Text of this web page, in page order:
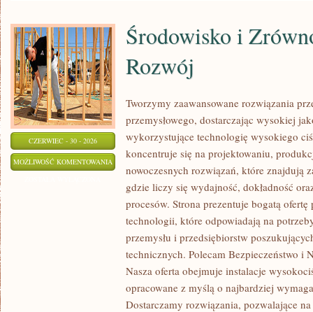
CZERWIEC - 30 - 2026
MOŻLIWOŚĆ KOMENTOWANIA
ZRÓWNOWAŻONY
Środowisko i
Rozwój
Tworzymy zaawansowane rozwiązania
przemysłowego, dostarczając wysokiej
wykorzystujące technologię wysokiego
koncentruje się na projektowaniu,
nowoczesnych rozwiązań, które znajdują
gdzie liczy się wydajność, dokładność
procesów. Strona prezentuje bogatą ofertę
technologii, które odpowiadają na
przemysłu i przedsiębiorstw
technicznych. Polecam Bezpieczeństwo i
Nasza oferta obejmuje instalacje
opracowane z myślą o najbardziej
Dostarczamy rozwiązania, pozwalające